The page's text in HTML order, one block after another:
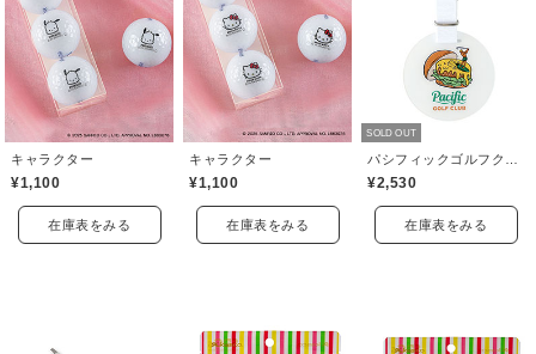
キャラクター
¥1,100
在庫表をみる
キャラクター
¥1,100
在庫表をみる
SOLD OUT
¥2,530
在庫表をみる